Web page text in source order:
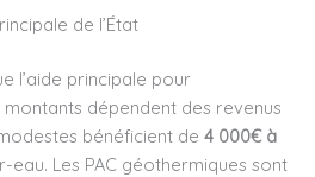
de l’État
l’aide principale pour
montants dépendent des revenus
bénéficient de4 000€ à
eau. Les PAC géothermiques sont